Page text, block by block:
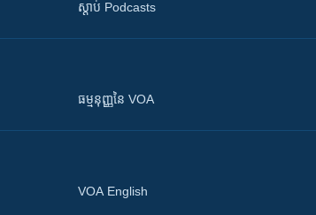
ស្តាប់ Podcasts
ធម្មនុញ្ញ​នៃ VOA
VOA English